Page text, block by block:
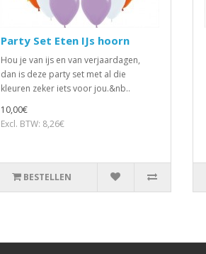
Party Set Eten IJs hoorn
Hou je van ijs en van verjaardagen,
dan is deze party set met al die
kleuren zeker iets voor jou.&nb..
10,00€
Excl. BTW: 8,26€
BESTELLEN